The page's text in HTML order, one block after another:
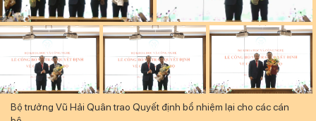
Cơ quan chủ quản: Bộ Khoa học và Công nghệ (MST)
Chịu trách nhiệm nội dung: Nguyễn Thị Hải Hằng Giám đốc
Trung tâm Truyền thông Khoa học và Công nghệ.
Liên hệ
Địa chỉ: Ban Biên tập Cổng TTĐT - 18 Nguyễn Du, TP. Hà Nội
Email: stc@mst.gov.vn
Bộ trưởng Vũ Hải Quân trao Quyết định bổ nhiệm lại cho các cán